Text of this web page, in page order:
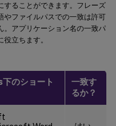
することができます。フレーズ
やファイルパスでの一致は許可
。アプリケーション名の一致パ
立ちます。
のショート
一致す
るか？